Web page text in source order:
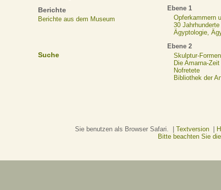
Berichte
Berichte aus dem Museum
Suche
Ebene 1
Opferkammern
30
Ägyptologie,
Ebene 2
Skulptur-Formen
Die Amarna-Zeit
Nofretete
Bibliothek der
Sie benutzen als Browser Safari. | Textversion|
Bitte beachten Sie